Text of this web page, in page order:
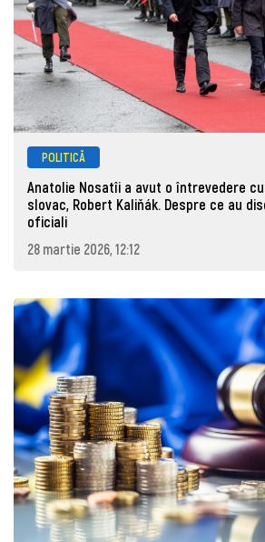
POLITICĂ
Anatolie Nosatîi a avut o întrevedere
slovac, Robert Kaliňák. Despre ce au
oficiali
28 martie 2026, 12:12